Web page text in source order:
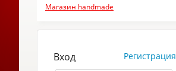
Магазин handmade
Вход Регистрация